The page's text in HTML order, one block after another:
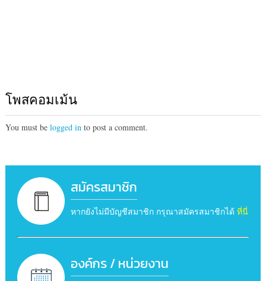
โพสคอมเม้น
You must be logged into post a comment.
สมัครสมาชิก
หากยังไม่มีบัญชีสมาชิก กรุณาสมัครสมาชิกได้ ที่นี่
องค์กร / หน่วยงาน